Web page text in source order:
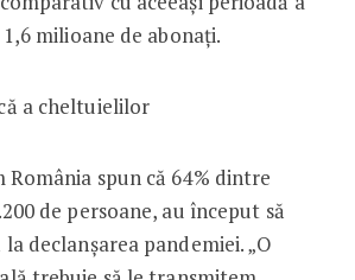
milioane de abonaţi.
a cheltuielilor
spun că 64% dintre
de persoane, au început să
declanșarea pandemiei. „O